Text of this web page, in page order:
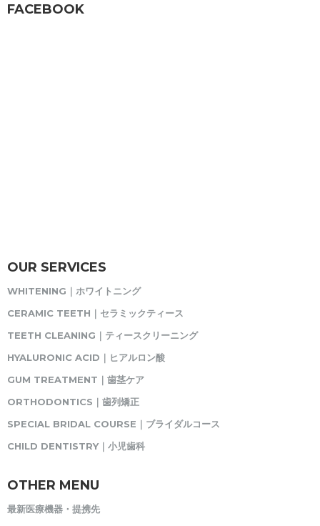
FACEBOOK
OUR SERVICES
WHITENING｜ホワイトニング
CERAMIC TEETH｜セラミックティース
TEETH CLEANING｜ティースクリーニング
HYALURONIC ACID｜ヒアルロン酸
GUM TREATMENT｜歯茎ケア
ORTHODONTICS｜歯列矯正
SPECIAL BRIDAL COURSE｜ブライダルコース
CHILD DENTISTRY｜小児歯科
OTHER MENU
最新医療機器・提携先